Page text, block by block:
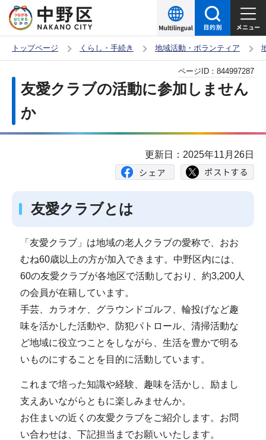
の
ー
トップページ くらし・手続き 地域活動・ボランティア
か
友愛クラブの活動に参加しません
か
ページID： 844997287
更新日：2025年11月26日
友愛クラブとは
「友愛クラブ」は地域の老人クラブの愛称で、おお
むね60歳以上の方が加入できます。中野区内には、
60の友愛クラブが各地区で活動しており、約3,200人
の会員が在籍しています。
手芸、カラオケ、グラウンドゴルフ、輪投げなど趣
味を活かした活動や、防犯パトロール、清掃活動な
ど地域に役立つことをしながら、生活を豊かで明る
いものにすることを目的に活動しています。
これまで培った知識や経験、趣味を活かし、励まし
支えあいながらともに楽しみませんか。
お住まいの近くの友愛クラブをご紹介します。お問
い合わせは、下記担当までお願いいたします。